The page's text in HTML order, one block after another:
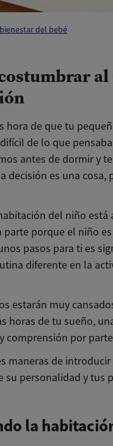
del bebé
hora de que tu
de lo que
antes de dormir y
decisión es una
del niño está
parte porque el niño
pasos para ti es
diferente en la
estarán muy
horas de tu sueño,
comprensión por
maneras de
su personalidad y tus
la